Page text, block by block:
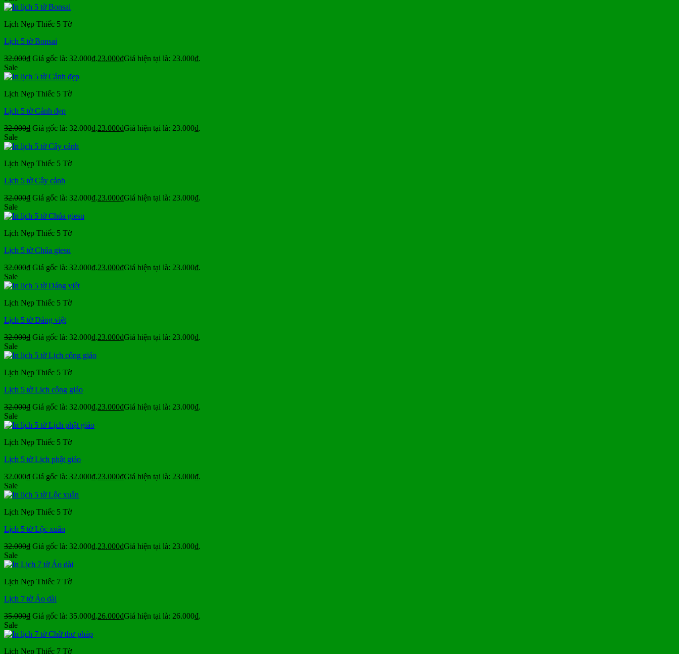
Lịch Nẹp Thiếc 5 Tờ
Lịch 5 tờ Bonsai
32.000₫ Giá gốc là: 32.000₫.23.000₫Giá hiện tại là: 23.000₫.
Sale
Lịch Nẹp Thiếc 5 Tờ
Lịch 5 tờ Cảnh đẹp
32.000₫ Giá gốc là: 32.000₫.23.000₫Giá hiện tại là: 23.000₫.
Sale
Lịch Nẹp Thiếc 5 Tờ
Lịch 5 tờ Cây cảnh
32.000₫ Giá gốc là: 32.000₫.23.000₫Giá hiện tại là: 23.000₫.
Sale
Lịch Nẹp Thiếc 5 Tờ
Lịch 5 tờ Chúa giesu
32.000₫ Giá gốc là: 32.000₫.23.000₫Giá hiện tại là: 23.000₫.
Sale
Lịch Nẹp Thiếc 5 Tờ
Lịch 5 tờ Dáng việt
32.000₫ Giá gốc là: 32.000₫.23.000₫Giá hiện tại là: 23.000₫.
Sale
Lịch Nẹp Thiếc 5 Tờ
Lịch 5 tờ Lịch công giáo
32.000₫ Giá gốc là: 32.000₫.23.000₫Giá hiện tại là: 23.000₫.
Sale
Lịch Nẹp Thiếc 5 Tờ
Lịch 5 tờ Lịch phật giáo
32.000₫ Giá gốc là: 32.000₫.23.000₫Giá hiện tại là: 23.000₫.
Sale
Lịch Nẹp Thiếc 5 Tờ
Lịch 5 tờ Lộc xuân
32.000₫ Giá gốc là: 32.000₫.23.000₫Giá hiện tại là: 23.000₫.
Sale
Lịch Nẹp Thiếc 7 Tờ
Lịch 7 tờ Áo dài
35.000₫ Giá gốc là: 35.000₫.26.000₫Giá hiện tại là: 26.000₫.
Sale
Lịch Nẹp Thiếc 7 Tờ